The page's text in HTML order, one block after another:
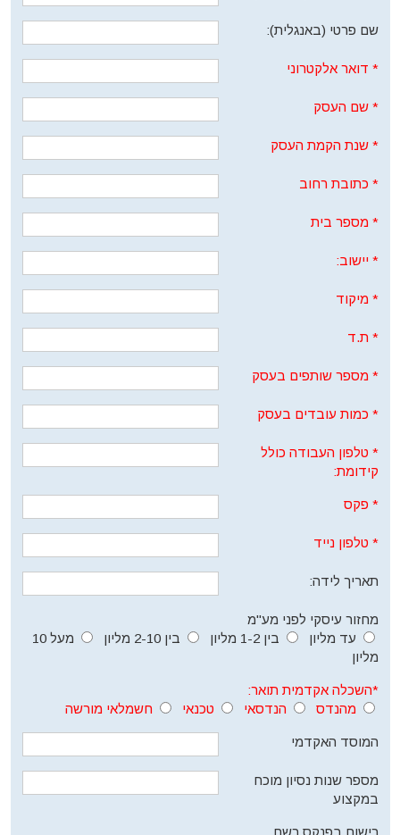
שם פרטי (באנגלית):
* דואר אלקטרוני
*שם העסק
*שנת הקמת העסק
* כתובת רחוב
* מספר בית
* יישוב:
* מיקוד
* ת.ד
* מספר שותפים בעסק
* כמות עובדים בעסק
* טלפון העבודה כולל
קידומת:
* פקס
* טלפון נייד
תאריך לידה:
מחזור עיסקי לפני מע"מ
עד מליון
בין 1-2 מליון בין 2-10 מליון
מעל 10
מליון
*השכלה אקדמית תואר:
מהנדס
הנדסאי טכנאי חשמלאי מורשה
המוסד האקדמי
מספר שנות נסיון מוכח
במקצוע
רישום בפנקס רשם